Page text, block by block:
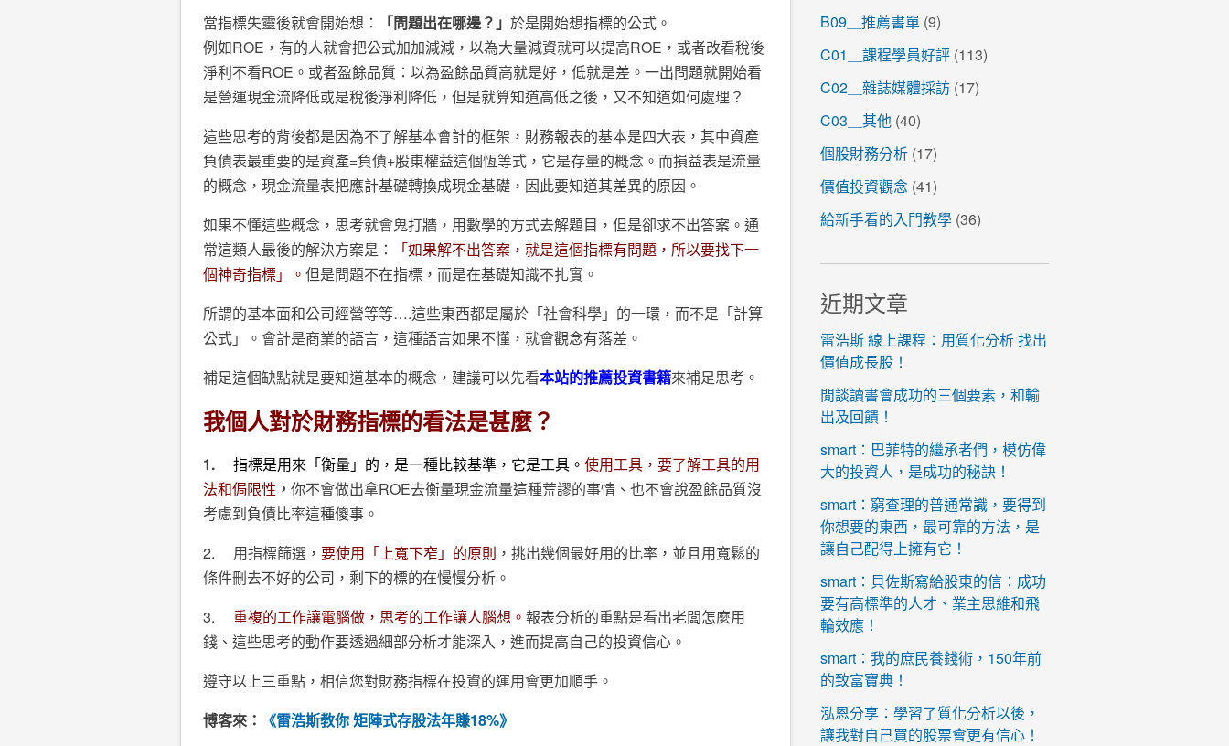
當指標失靈後就會開始想： 「問題出在哪邊？」 於是開始想指標的公式。
例如ROE，有的人就會把公式加加減減，以為大量減資就可以提高ROE，或者改看稅後
淨利不看ROE。或者盈餘品質：以為盈餘品質高就是好，低就是差。一出問題就開始看
是營運現金流降低或是稅後淨利降低，但是就算知道高低之後，又不知道如何處理？
這些思考的背後都是因為不了解基本會計的框架，財務報表的基本是四大表，其中資產
負債表最重要的是資產=負債+股東權益這個恆等式，它是存量的概念。而損益表是流量
的概念，現金流量表把應計基礎轉換成現金基礎，因此要知道其差異的原因。
如果不懂這些概念，思考就會鬼打牆，用數學的方式去解題目，但是卻求不出答案。通
常這類人最後的解決方案是：
「如果解不出答案，就是這個指標有問題，所以要找下一
個神奇指標」。 但是問題不在指標，而是在基礎知識不扎實。
所謂的基本面和公司經營等等….這些東西都是屬於「社會科學」的一環，而不是「計算
公式」。會計是商業的語言，這種語言如果不懂，就會觀念有落差。
補足這個缺點就是要知道基本的概念，建議可以先看本站的推薦投資書籍來補足思考。
我個人對於財務指標的看法是甚麼？
1. 指標是用來「衡量」的，是一種比較基準，它是工具。 使用工具，要了解工具的用
法和侷限性 ， 你不會做出拿ROE去衡量現金流量這種荒謬的事情、也不會說盈餘品質沒
考慮到負債比率這種傻事。
2. 用指標篩選， 要使用「上寬下窄」的原則 ，挑出幾個最好用的比率，並且用寬鬆的
條件刪去不好的公司，剩下的標的在慢慢分析。
3. 重複的工作讓電腦做，思考的工作讓人腦想。 報表分析的重點是看出老闆怎麼用
錢、這些思考的動作要透過細部分析才能深入，進而提高自己的投資信心。
遵守以上三重點，相信您對財務指標在投資的運用會更加順手。
博客來：
《雷浩斯教你 矩陣式存股法年賺18%》
B09＿推薦書單 (9)
C01＿課程學員好評 (113)
C02＿雜誌媒體採訪 (17)
C03＿其他 (40)
個股財務分析 (17)
價值投資觀念 (41)
給新手看的入門教學 (36)
近期文章
雷浩斯 線上課程：用質化分析 找出
價值成長股！
閒談讀書會成功的三個要素，和輸
出及回饋！
smart：巴菲特的繼承者們，模仿偉
大的投資人，是成功的秘訣！
smart：窮查理的普通常識，要得到
你想要的東西，最可靠的方法，是
讓自己配得上擁有它！
smart：貝佐斯寫給股東的信：成功
要有高標準的人才、業主思維和飛
輪效應！
smart：我的庶民養錢術，150年前
的致富寶典！
泓恩分享：學習了質化分析以後，
讓我對自己買的股票會更有信心！